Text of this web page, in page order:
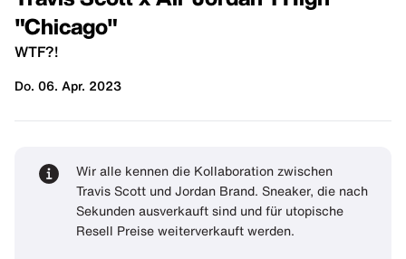
"Chicago"
WTF?!
Do. 06. Apr. 2023
Wir alle kennen die Kollaboration zwischen
Travis Scott und Jordan Brand. Sneaker, die nach
Sekunden ausverkauft sind und für utopische
Resell Preise weiterverkauft werden.